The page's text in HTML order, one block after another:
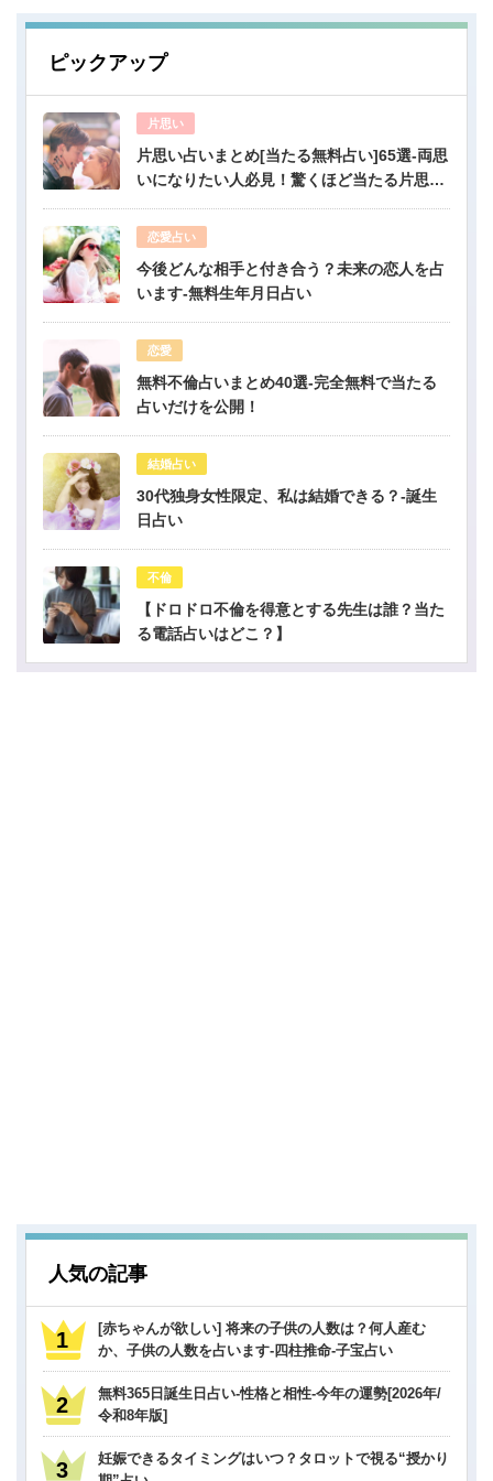
ピックアップ
片思い
片思い占いまとめ[当たる無料占い]65選-両思
いになりたい人必見！驚くほど当たる片思い
恋愛占い
今後どんな相手と付き合う？未来の恋人を占
います-無料生年月日占い
恋愛
無料不倫占いまとめ40選-完全無料で当たる
占いだけを公開！
結婚占い
30代独身女性限定、私は結婚できる？-誕生
日占い
不倫
【ドロドロ不倫を得意とする先生は誰？当た
る電話占いはどこ？】
人気の記事
[赤ちゃんが欲しい] 将来の子供の人数は？何人産む
か、子供の人数を占います-四柱推命-子宝占い
無料365日誕生日占い-性格と相性-今年の運勢[2026年/
令和8年版]
妊娠できるタイミングはいつ？タロットで視る“授かり